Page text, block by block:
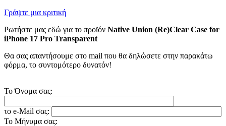
Γράψτε μια κριτική
Ρωτήστε μας εδώ για το προϊόν Native Union (Re)Clear Case for
iPhone 17 Pro Transparent
Θα σας απαντήσουμε στο mail που θα δηλώσετε στην παρακάτω
φόρμα, το συντομότερο δυνατόν!
Το Όνομα σας:
το e-Mail σας:
Το Μήνυμα σας: